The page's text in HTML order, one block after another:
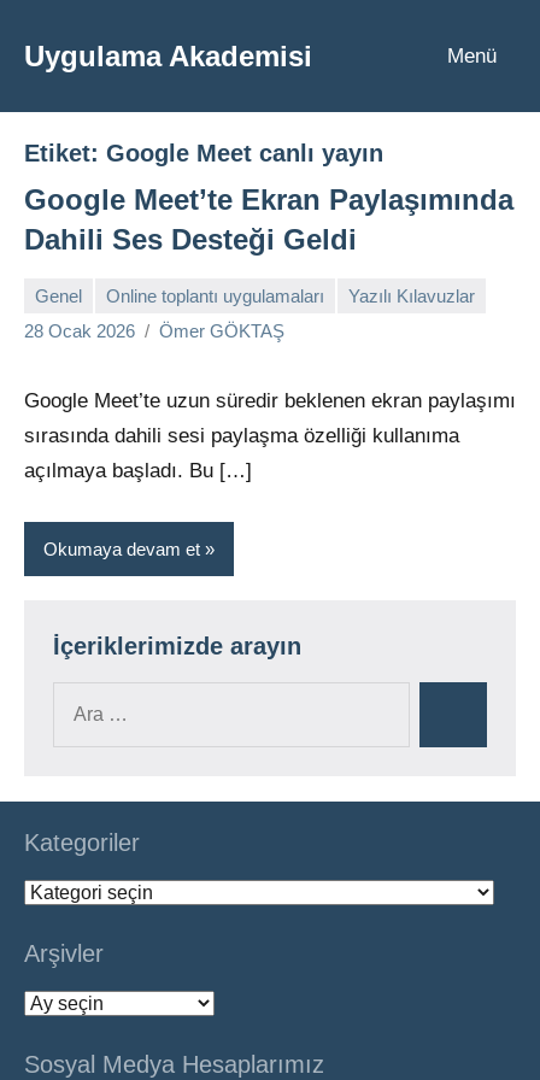
geçUygulama Akademisi Menü
Etiket: Google Meet canlı yayın
Google Meet’te Ekran Paylaşımında
Dahili Ses Desteği Geldi
Genel Online toplantı uygulamaları
Yazılı Kılavuzlar
28 Ocak 2026
Ömer GÖKTAŞ
Yorum
Google Meet’te uzun süredir beklenen ekran paylaşımı
sırasında dahili sesi paylaşma özelliği kullanıma
açılmaya başladı. Bu […]
Okumaya devam et
İçeriklerimizde arayın
Kategoriler
Kategoriler
Arşivler
Arşivler
Sosyal Medya Hesaplarımız